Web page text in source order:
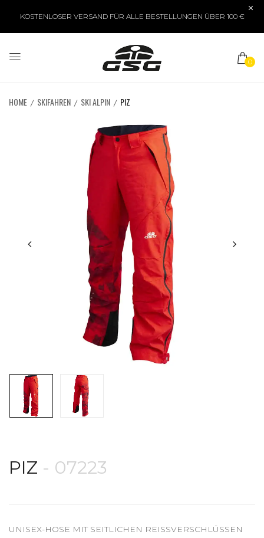
KOSTENLOSER VERSAND FÜR ALLE BESTELLUNGEN ÜBER 100 €
0
HOME SKIFAHREN SKI ALPIN PIZ
PIZ - 07223
UNISEX-HOSE MIT SEITLICHEN REISSVERSCHLÜSSEN